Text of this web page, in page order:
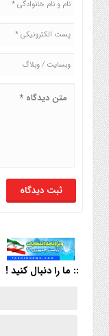
:: ما را دنبال کنید !